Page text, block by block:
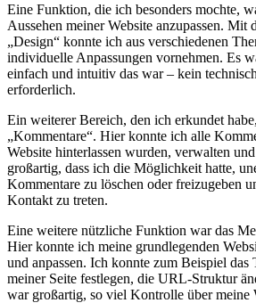
Eine Funktion, die ich besonders mochte,
Aussehen meiner Website anzupassen. Mit
„Design“ konnte ich aus verschiedenen
individuelle Anpassungen vornehmen. Es
einfach und intuitiv das war – kein
erforderlich.
Ein weiterer Bereich, den ich erkundet
„Kommentare“. Hier konnte ich alle
Website hinterlassen wurden, verwalten
großartig, dass ich die Möglichkeit hatte,
Kommentare zu löschen oder freizugeben
Kontakt zu treten.
Eine weitere nützliche Funktion war das
Hier konnte ich meine grundlegenden
und anpassen. Ich konnte zum Beispiel das
meiner Seite festlegen, die URL-Struktur
war großartig, so viel Kontrolle über meine